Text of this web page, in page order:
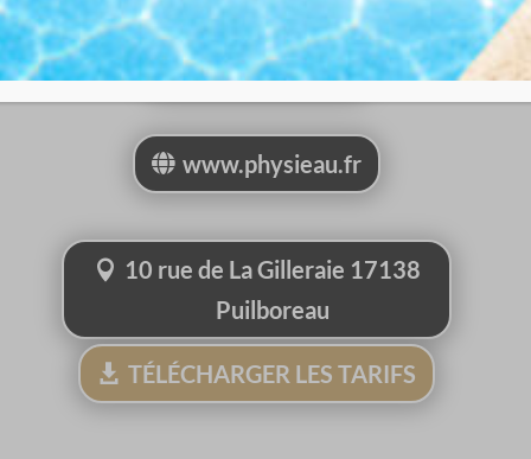
07 69 49 18 68
www.physieau.fr
10 rue de La Gilleraie 17138
Puilboreau
TÉLÉCHARGER LES TARIFS